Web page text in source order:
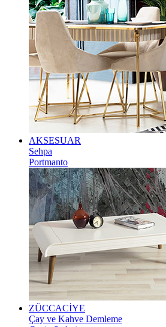
AKSESUAR
Sehpa
Portmanto
ZÜCCACİYE
Çay ve Kahve Demleme